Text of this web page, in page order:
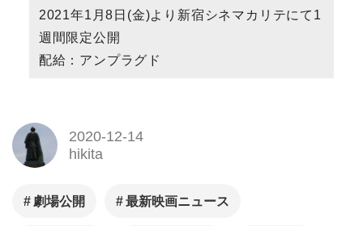
2021年1月8日(金)より新宿シネマカリテにて1
週間限定公開
配給：アンプラグド
2020-12-14
hikita
劇場公開 最新映画ニュース